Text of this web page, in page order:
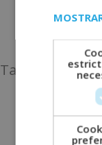
mayo de 2021.
Tareas a
Diseño de
Diseño de